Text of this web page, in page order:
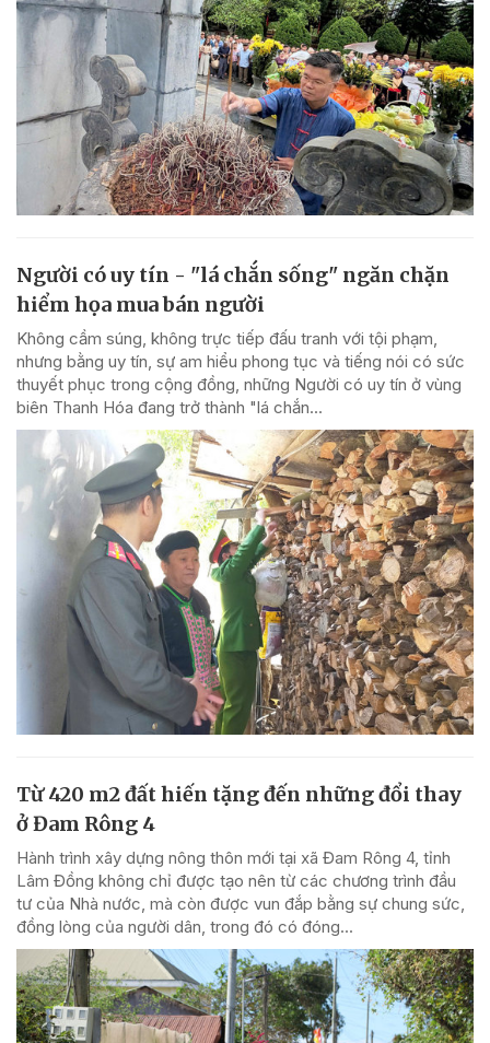
Người có uy tín - "lá chắn sống" ngăn chặn
hiểm họa mua bán người
Không cầm súng, không trực tiếp đấu tranh với tội phạm,
nhưng bằng uy tín, sự am hiểu phong tục và tiếng nói có sức
thuyết phục trong cộng đồng, những Người có uy tín ở vùng
biên Thanh Hóa đang trở thành "lá chắn...
Từ 420 m2 đất hiến tặng đến những đổi thay
ở Đam Rông 4
Hành trình xây dựng nông thôn mới tại xã Đam Rông 4, tỉnh
Lâm Đồng không chỉ được tạo nên từ các chương trình đầu
tư của Nhà nước, mà còn được vun đắp bằng sự chung sức,
đồng lòng của người dân, trong đó có đóng...